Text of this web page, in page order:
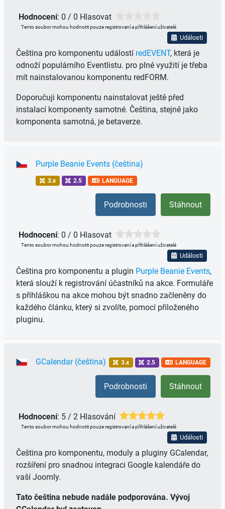
Hodnocení: 0 / 0 Hlasovat
Tento soubor mohou hodnotit pouze registrovaní a přihlášení uživatelé
Události
Čeština pro komponentu událostí redEVENT, která je
odnoží populárního Eventlistu. pro plné využití je třeba
mít nainstalovanou komponentu redFORM.
Doporučuji komponentu nainstalovat ještě před
instalací komponenty samotné. Čeština, stejně jako
komponenta samotná, je betaverze.
Purple Beanie Events (čeština)
3.x 2.5 LANGUAGE
Stáhnout
Podrobnosti
Hodnocení: 0 / 0 Hlasovat
Tento soubor mohou hodnotit pouze registrovaní a přihlášení uživatelé
Události
Čeština pro komponentu a plugin Purple Beanie Events,
která slouží k registrování účastníků na akce. Formuláře
s přihláškou na akce mohou být snadno začleněny do
každého článku, který si zvolíte, pomocí přiloženého
pluginu.
GCalendar (čeština) 3.x 2.5 LANGUAGE
Stáhnout
Podrobnosti
Hodnocení: 5 / 2 Hlasování
Tento soubor mohou hodnotit pouze registrovaní a přihlášení uživatelé
Události
Čeština pro komponentu, moduly a pluginy GCalendar,
rozšíření pro snadnou integraci Google kalendáře do
vaší Joomly.
Tato čeština nebude nadále podporována. Vývoj